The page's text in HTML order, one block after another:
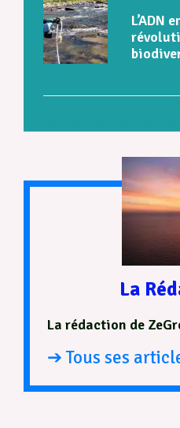
L’ADN
La
La rédaction de
➔ Tous ses